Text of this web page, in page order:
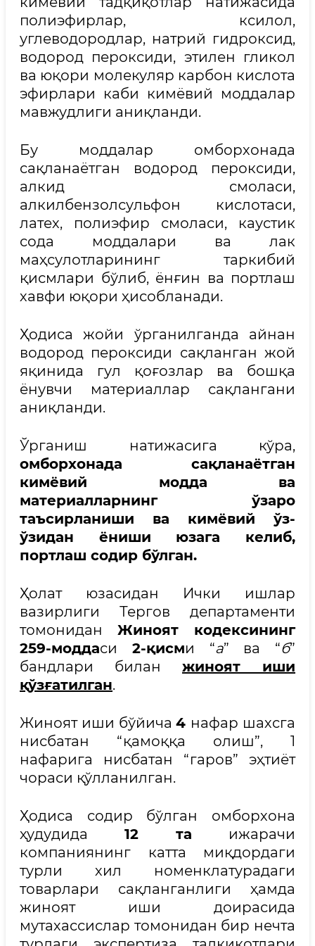
полиэфирлар, ксилол,
углеводородлар, натрий гидроксид,
водород пероксиди, этилен гликол
ва юқори молекуляр карбон кислота
эфирлари каби кимёвий моддалар
мавжудлиги аниқланди.
Бу моддалар омборхонада
сақланаётган водород пероксиди,
алкид смоласи,
алкилбензолсульфон кислотаси,
латех, полиэфир смоласи, каустик
сода моддалари ва лак
маҳсулотларининг таркибий
қисмлари бўлиб, ёнғин ва портлаш
хавфи юқори ҳисобланади.
Ҳодиса жойи ўрганилганда айнан
водород пероксиди сақланган жой
яқинида гул қоғозлар ва бошқа
ёнувчи материаллар сақлангани
аниқланди.
Ўрганиш натижасига кўра,
омборхонада сақланаётган
кимёвий модда ва
материалларнинг ўзаро
таъсирланиши ва кимёвий ўз-
ўзидан ёниши юзага келиб,
портлаш содир бўлган.
Ҳолат юзасидан Ички ишлар
вазирлиги Тергов департаменти
томонидан Жиноят кодексининг
259-моддаси 2-қисми “а” ва “б”
бандлари билан жиноят иши
қўзғатилган.
Жиноят иши бўйича4 нафар шахсга
нисбатан “қамоққа олиш”, 1
нафарига нисбатан “гаров” эҳтиёт
чораси қўлланилган.
Ҳодиса содир бўлган омборхона
ҳудудида 12 та ижарачи
компаниянинг катта миқдордаги
турли хил номенклатурадаги
товарлари сақланганлиги ҳамда
жиноят иши доирасида
мутахассислар томонидан бир нечта